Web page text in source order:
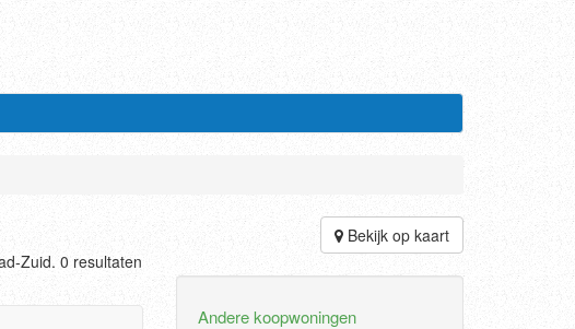
Zuid. 0 resultaten
Bekijk op kaart
Andere koopwoningen